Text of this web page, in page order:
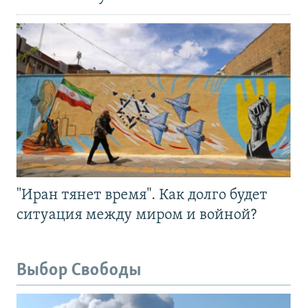
"Иран тянет время". Как долго будет
ситуация между миром и войной?
Выбор Свободы